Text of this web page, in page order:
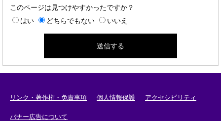
このページは見つけやすかったですか？
はい
どちらでもない いいえ
リンク・著作権・免責事項 個人情報保護 アクセシビリティ
バナー広告について